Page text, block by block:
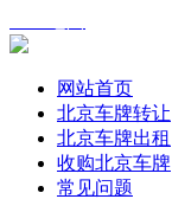
网站首页
北京车牌转让
北京车牌出租
收购北京车牌
常见问题